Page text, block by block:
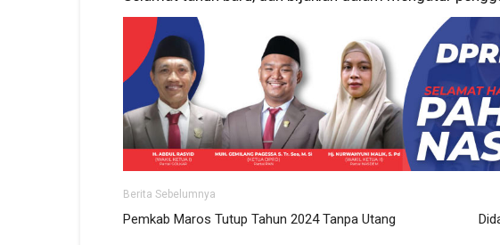
Berita Sebelumnya
Pemkab Maros Tutup Tahun 2024 Tanpa Utang